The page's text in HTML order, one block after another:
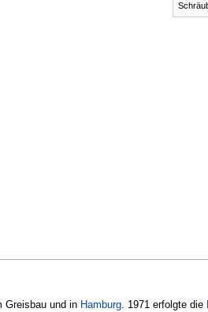
Greisbau und in Hamburg . 1971 erfolgte die